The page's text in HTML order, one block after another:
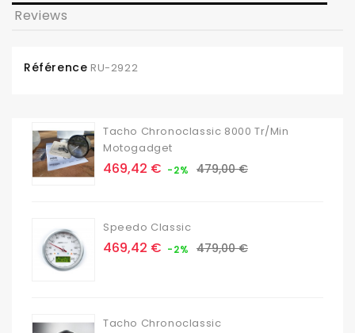
Reviews
Référence RU-2922
Tacho Chronoclassic 8000 Tr/min
Motogadget
Prix
469,42 € -2% Prix
479,00 €
Speedo Classic
Prix
469,42 € -2% Prix
479,00 €
Tacho Chronoclassic